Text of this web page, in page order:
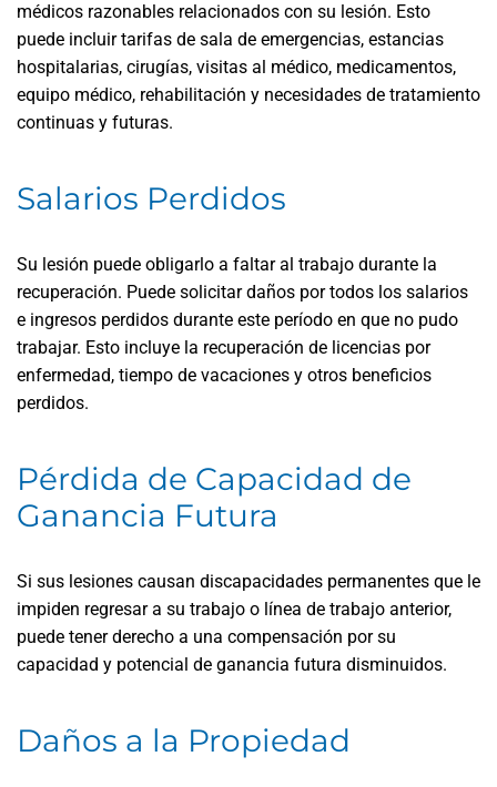
médicos razonables relacionados con su lesión. Esto
puede incluir tarifas de sala de emergencias, estancias
hospitalarias, cirugías, visitas al médico, medicamentos,
equipo médico, rehabilitación y necesidades de tratamiento
continuas y futuras.
Salarios Perdidos
Su lesión puede obligarlo a faltar al trabajo durante la
recuperación. Puede solicitar daños por todos los salarios
e ingresos perdidos durante este período en que no pudo
trabajar. Esto incluye la recuperación de licencias por
enfermedad, tiempo de vacaciones y otros beneficios
perdidos.
Pérdida de Capacidad de
Ganancia Futura
Si sus lesiones causan discapacidades permanentes que le
impiden regresar a su trabajo o línea de trabajo anterior,
puede tener derecho a una compensación por su
capacidad y potencial de ganancia futura disminuidos.
Daños a la Propiedad